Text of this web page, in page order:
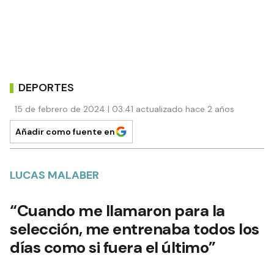
DEPORTES
15 de febrero de 2024 | 03:41 actualizado hace 2 años
Añadir como fuente en
LUCAS MALABER
“Cuando me llamaron para la
selección, me entrenaba todos los
días como si fuera el último”